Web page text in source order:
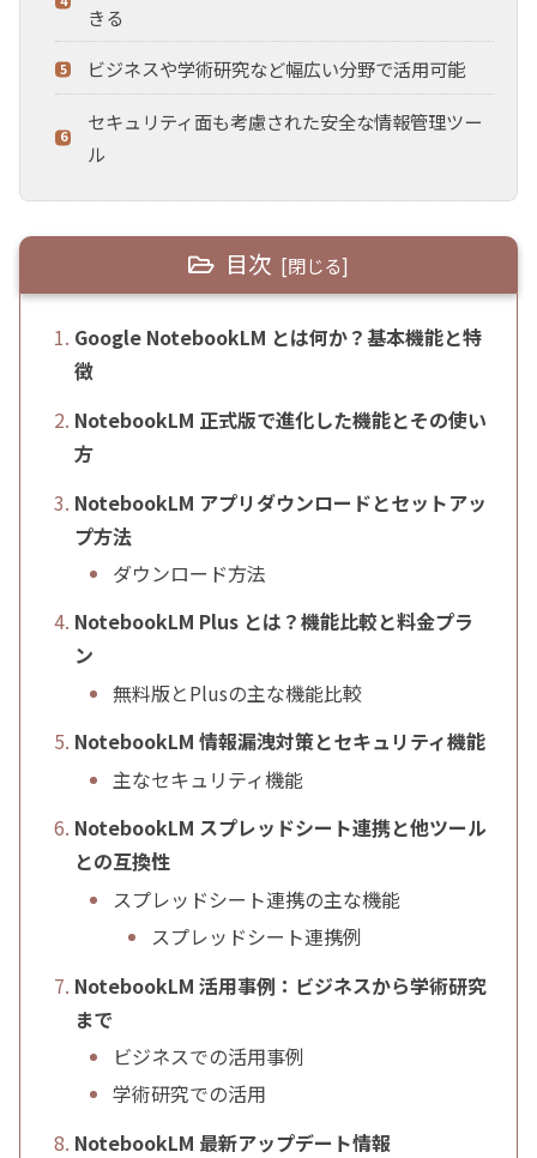
きる
ビジネスや学術研究など幅広い分野で活用可能
セキュリティ面も考慮された安全な情報管理ツー
ル
目次
Google NotebookLM とは何か？基本機能と特
徴
NotebookLM 正式版で進化した機能とその使い
方
NotebookLM アプリダウンロードとセットアッ
プ方法
ダウンロード方法
NotebookLM Plus とは？機能比較と料金プラ
ン
無料版とPlusの主な機能比較
NotebookLM 情報漏洩対策とセキュリティ機能
主なセキュリティ機能
NotebookLM スプレッドシート連携と他ツール
との互換性
スプレッドシート連携の主な機能
スプレッドシート連携例
NotebookLM 活用事例：ビジネスから学術研究
まで
ビジネスでの活用事例
学術研究での活用
NotebookLM 最新アップデート情報